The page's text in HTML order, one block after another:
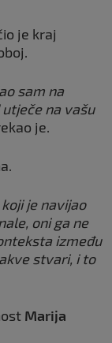
je kraj
sam na
na vašu
je.
je navijao
oni ga ne
između
stvari, i to
Marija